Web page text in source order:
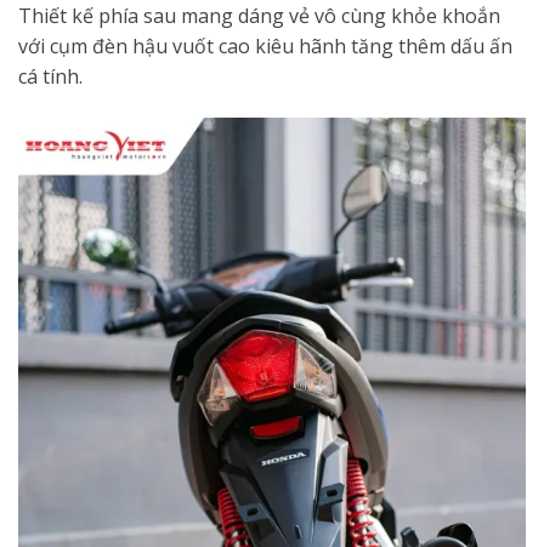
Thiết kế phía sau mang dáng vẻ vô cùng khỏe khoắn
với cụm đèn hậu vuốt cao kiêu hãnh tăng thêm dấu ấn
cá tính.